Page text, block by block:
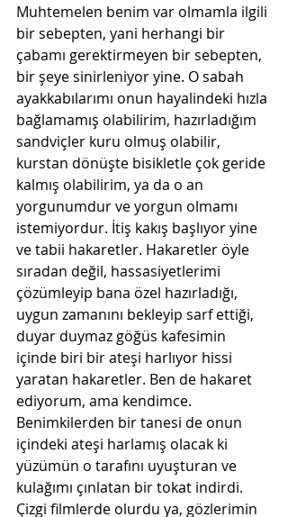
Muhtemelen benim var olmamla ilgili
bir sebepten, yani herhangi bir
çabamı gerektirmeyen bir sebepten,
bir şeye sinirleniyor yine. O sabah
ayakkabılarımı onun hayalindeki hızla
bağlamamış olabilirim, hazırladığım
sandviçler kuru olmuş olabilir,
kurstan dönüşte bisikletle çok geride
kalmış olabilirim, ya da o an
yorgunumdur ve yorgun olmamı
istemiyordur. İtiş kakış başlıyor yine
ve tabii hakaretler. Hakaretler öyle
sıradan değil, hassasiyetlerimi
çözümleyip bana özel hazırladığı,
uygun zamanını bekleyip sarf ettiği,
duyar duymaz göğüs kafesimin
içinde biri bir ateşi harlıyor hissi
yaratan hakaretler. Ben de hakaret
ediyorum, ama kendimce.
Benimkilerden bir tanesi de onun
içindeki ateşi harlamış olacak ki
yüzümün o tarafını uyuşturan ve
kulağımı çınlatan bir tokat indirdi.
Çizgi filmlerde olurdu ya, gözlerimin